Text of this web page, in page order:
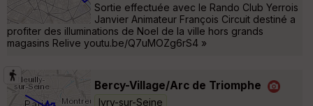
Sortie effectuée avec le Rando Club Yerrois
Janvier Animateur François Circuit destiné a
profiter des illuminations de Noel de la ville hors grands
magasins Relive youtu.be/Q7uMOZg6rS4 »
Bercy-Village/Arc de Triomphe
Ivry-sur-Seine